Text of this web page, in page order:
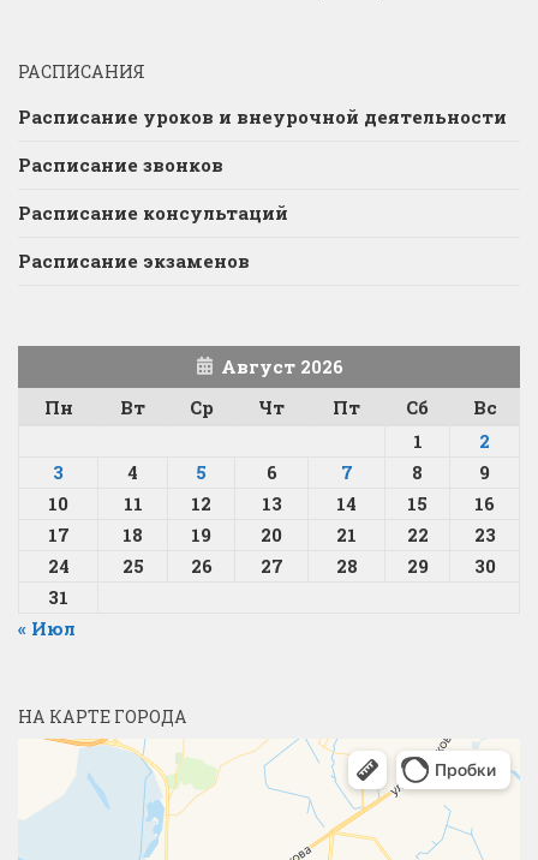
РАСПИСАНИЯ
Расписание уроков и внеурочной деятельности
Расписание звонков
Расписание консультаций
Расписание экзаменов
Август 2026
Пн
Вт Ср Чт Пт Сб
Вс
1
2
3
4 5 6 7 8
9
10
11 12 13 14 15
16
17
18 19 20 21 22
23
24
25 26 27 28 29
30
31
« Июл
НА КАРТЕ ГОРОДА